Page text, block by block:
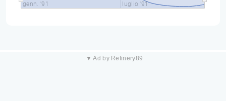
genn. '91 luglio '91
▼ Ad by Refinery89